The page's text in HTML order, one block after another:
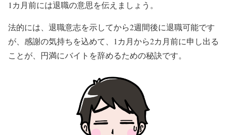
1カ月前には退職の意思を伝えましょう。
法的には、退職意志を示してから2週間後に退職可能です
が、感謝の気持ちを込めて、1カ月から2カ月前に申し出る
ことが、円満にバイトを辞めるための秘訣です。